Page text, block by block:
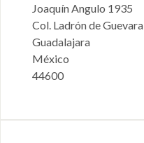
Joaquín Angulo 1935
Col. Ladrón de Guevara
Guadalajara
México
44600